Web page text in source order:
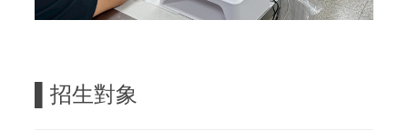
▌招生對象